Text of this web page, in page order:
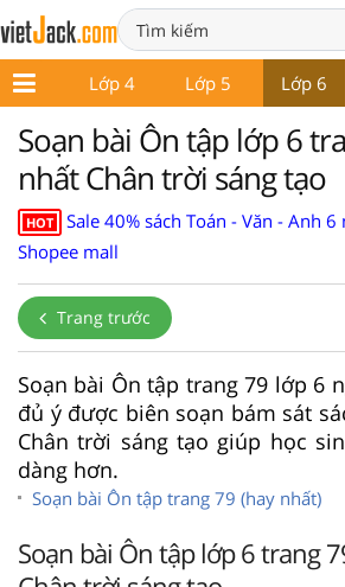
3 Lớp 4 Lớp 5 Lớp 6
Soạn bài Ôn tập lớp 6
nhất Chân trời sáng tạo
HOT
Sale 40% sách Toán - Văn - Anh
Shopee mall
Trang trước
Soạn bài Ôn tập trang 79 lớp 6
đủ ý được biên soạn bám sát
Chân trời sáng tạo giúp học
dàng hơn.
Soạn bài Ôn tập trang 79 (hay nhất)
Soạn bài Ôn tập lớp 6 trang